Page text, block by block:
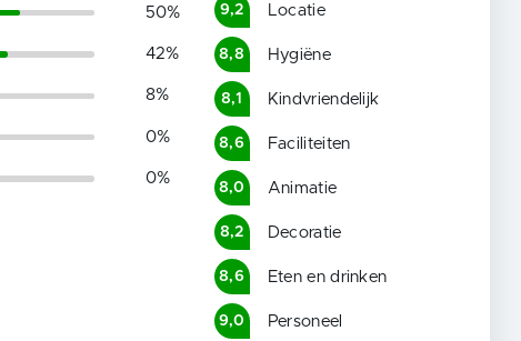
50%
42%
8%
0%
0%
9,2 Locatie
8,8 Hygiëne
8,1 Kindvriendelijk
8,6 Faciliteiten
8,0 Animatie
8,2 Decoratie
8,6 Eten en drinken
9,0 Personeel